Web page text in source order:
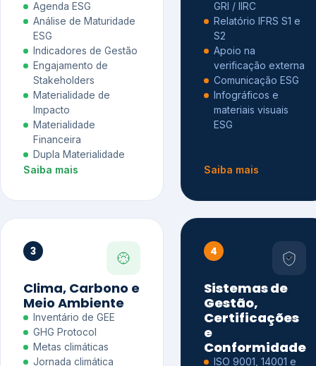
Agenda ESG
Análise de Maturidade
ESG
Indicadores de Gestão
Engajamento de
Stakeholders
Materialidade de
Impacto
Materialidade
Financeira
Dupla Materialidade
Saiba mais
GRI / IIRC
Relatório IFRS S1 e
S2
Apoio na
verificação externa
Comunicação ESG
Infográficos e
materiais visuais
ESG
Saiba mais
3
Clima, Carbono e
Meio Ambiente
Inventário de GEE
GHG Protocol
Metas climáticas
Jornada climática
4
Sistemas de
Gestão,
Certificações
e
Conformidade
ISO 9001, 14001 e